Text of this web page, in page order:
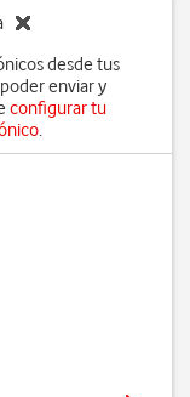
desde tus
enviar y
configurar tu
.